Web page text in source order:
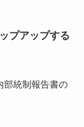
プアップする
部統制報告書の